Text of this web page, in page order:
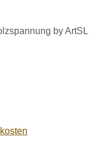
by ArtSL